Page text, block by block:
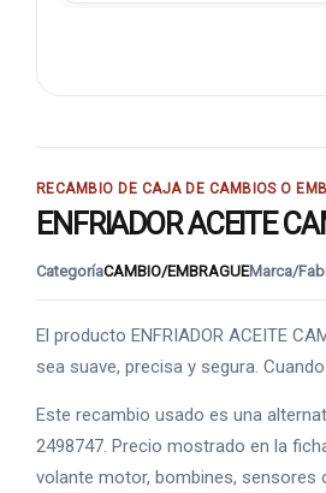
RECAMBIO DE CAJA DE CAMBIOS O
ENFRIADOR ACEITE
CategoríaCAMBIO/EMBRAGUEMarca/
El producto ENFRIADOR ACEITE
sea suave, precisa y segura.
Este recambio usado es una
2498747. Precio mostrado en la
volante motor, bombines, sensores